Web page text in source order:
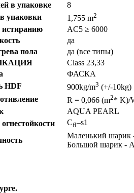
в упаковке
8
упаковки
1,755 m2
истиранию
AC5 ≥ 6000
да
пола
да (все типы)
Class 23,33
ФАСКА
HDF
900kg/m3 (+/-10kg)
R = 0,066 (m2* K)/
AQUA PEARL
Cfl–s1
Маленький шарик
Большой шарик -